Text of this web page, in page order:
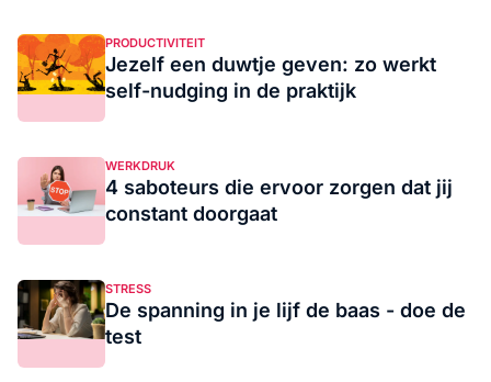
PRODUCTIVITEIT
Jezelf een duwtje geven: zo werkt
self-nudging in de praktijk
WERKDRUK
4 saboteurs die ervoor zorgen dat jij
constant doorgaat
STRESS
De spanning in je lijf de baas - doe de
test